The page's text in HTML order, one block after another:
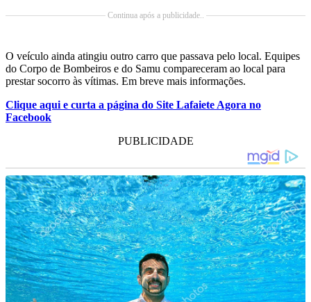
Continua após a publicidade..
O veículo ainda atingiu outro carro que passava pelo local. Equipes
do Corpo de Bombeiros e do Samu compareceram ao local para
prestar socorro às vítimas. Em breve mais informações.
Clique aqui e curta a página do Site Lafaiete Agora no
Facebook
PUBLICIDADE